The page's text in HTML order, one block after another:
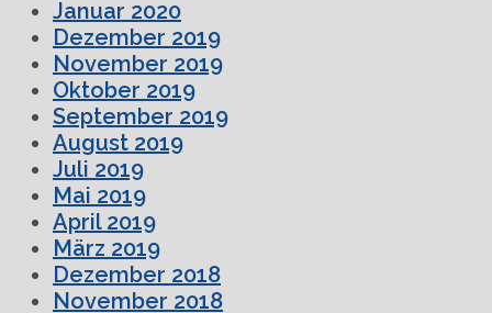
Januar 2020
Dezember 2019
November 2019
Oktober 2019
September 2019
August 2019
Juli 2019
Mai 2019
April 2019
März 2019
Dezember 2018
November 2018